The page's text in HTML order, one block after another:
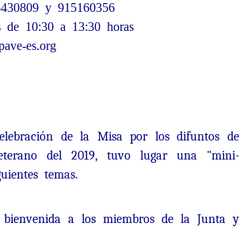
y 915160356
de 10:30 a 13:30 horas
es.org
de la Misa por los difuntos de
del 2019, tuvo lugar una "mini-
temas.
a los miembros de la Junta y